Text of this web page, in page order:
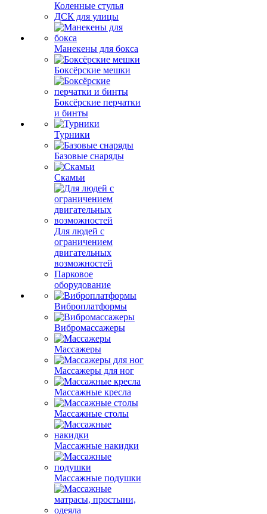
Коленные стулья
ДСК для улицы
Манекены для бокса
Боксёрские мешки
Боксёрские перчатки
и бинты
Турники
Базовые снаряды
Скамьи
Для людей с
ограничением
двигательных
возможностей
Парковое
оборудование
Виброплатформы
Вибромассажеры
Массажеры
Массажеры для ног
Массажные кресла
Массажные столы
Массажные накидки
Массажные подушки